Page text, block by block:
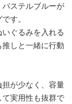
ステルブルーが
す。
ぐるみを入れる
しと一緒に行動
が少なく、容量
実用性も抜群で